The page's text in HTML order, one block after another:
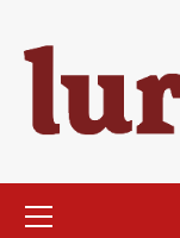
content
Menu